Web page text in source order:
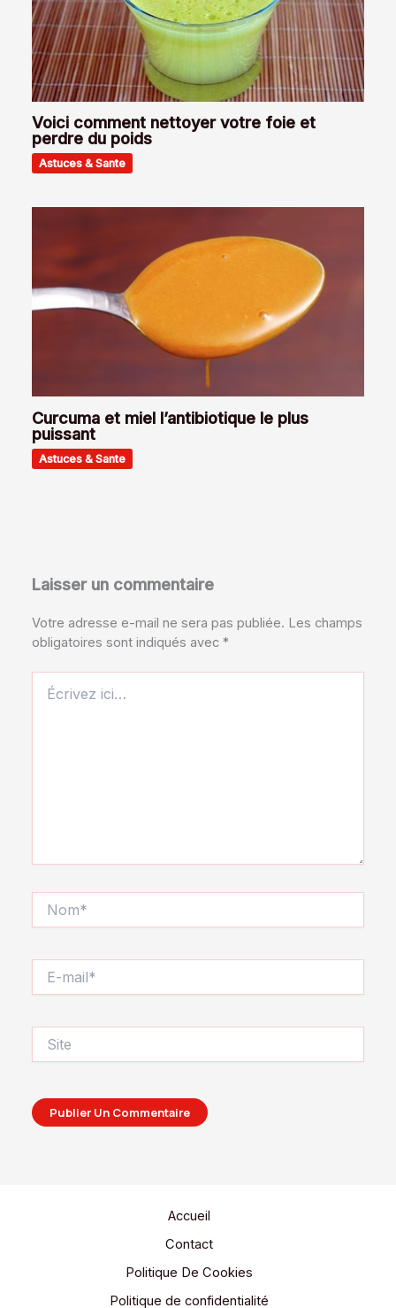
Voici comment nettoyer votre foie et
perdre du poids
Astuces & Sante
Curcuma et miel l’antibiotique le plus
puissant
Astuces & Sante
Laisser un commentaire
Votre adresse e-mail ne sera pas publiée. Les champs
obligatoires sont indiqués avec*
ici…
mail*
Accueil
Contact
Politique De Cookies
Politique de confidentialité